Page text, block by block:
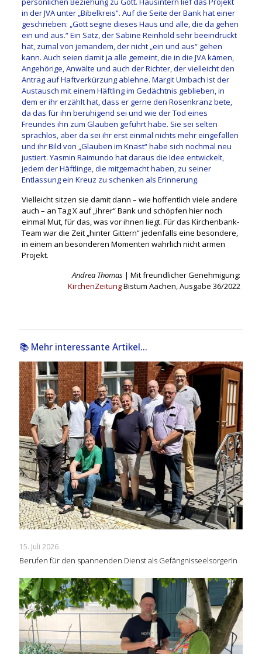
in der JVA unter „Bibelkreis“. Auf die Seite der Bank hat einer
geschrieben: „Gott segne dieses Haus und alle, die da gehen
ein und aus.“ Ein Satz, der Sabine Reinhold sehr beeindruckt
hat, zumal von jemandem, der nicht „ein und aus“ gehen
kann. Auch seien damit ja alle gemeint, die in die JVA kämen,
Angehörige, Anwälte und auch der Richter, der vielleicht den
Antrag auf Haftverkürzung ablehne. Margit Umbach ist der
Austausch mit einem Häftling im Gedächtnis geblieben, in
dem er ihr erzählt hat, dass er gerne den Rosenkranz bete,
da das für ihn beruhigend sei und wie der Tod eines
Freundes ihn zum Glauben geführt habe. Sie sei selten
sprachlos, aber da sei ihr erst einmal nichts mehr eingefallen
und ihr Bild von „Glauben im Knast“ habe sich nochmal neu
justiert. Yasmin Raimundo hat daraus die Idee entwickelt,
jedem der Häftlinge, die mitgemacht haben, zu seiner
Entlassung ein Kreuz zu schenken als Erinnerung.
Vielleicht sitzen sie damit dann – wie hoffentlich viele andere
auch – an Tag X auf „ihrer“ Bank und schöpfen hier noch
einmal Mut, für das, was vor ihnen liegt. Für das Kirchenbank-
Team war die Zeit „hinter Gittern“ jedenfalls eine besondere,
in einem an besonderen Momenten wahrlich nicht armen
Projekt.
Andrea Thomas | Mit freundlicher Genehmigung:
KirchenZeitungBistum Aachen, Ausgabe 36/2022
📚 Mehr interessante Artikel...
15. Juli 2026
Berufen für den spannenden Dienst als GefängnisseelsorgerIn